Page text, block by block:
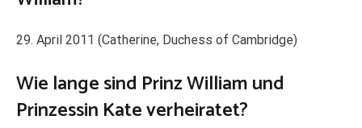
29. April 2011 (Catherine, Duchess of Cambridge)
Wie lange sind Prinz William und
Prinzessin Kate verheiratet?